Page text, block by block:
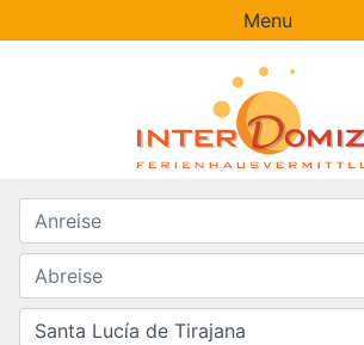
Menu